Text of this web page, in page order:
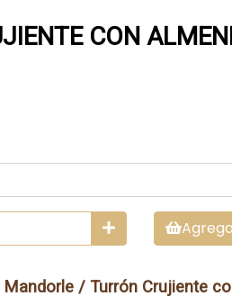
CON
/ Turrón Crujiente